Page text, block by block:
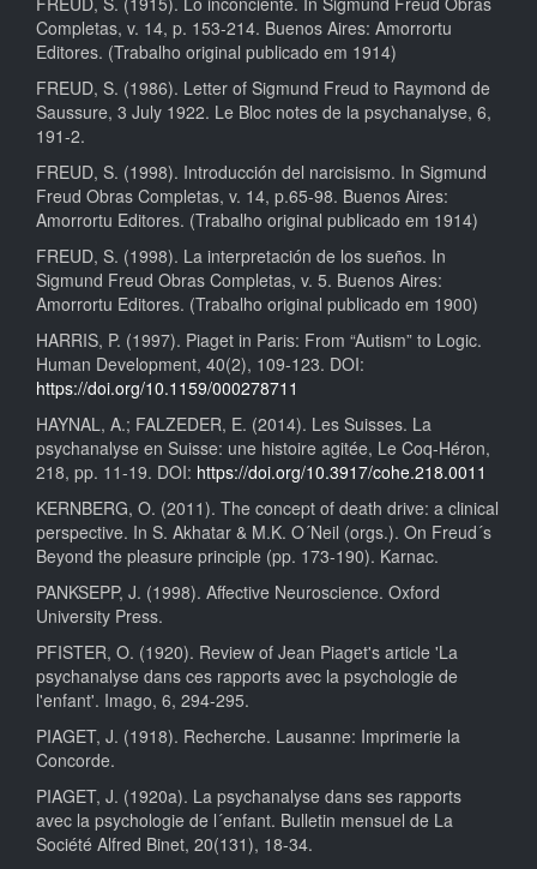
Completas, v. 14, p. 153-214. Buenos Aires: Amorrortu
Editores. (Trabalho original publicado em 1914)
FREUD, S. (1986). Letter of Sigmund Freud to Raymond de
Saussure, 3 July 1922. Le Bloc notes de la psychanalyse, 6,
191-2.
FREUD, S. (1998). Introducción del narcisismo. In Sigmund
Freud Obras Completas, v. 14, p.65-98. Buenos Aires:
Amorrortu Editores. (Trabalho original publicado em 1914)
FREUD, S. (1998). La interpretación de los sueños. In
Sigmund Freud Obras Completas, v. 5. Buenos Aires:
Amorrortu Editores. (Trabalho original publicado em 1900)
HARRIS, P. (1997). Piaget in Paris: From “Autism” to Logic.
Human Development, 40(2), 109-123. DOI:
https://doi.org/10.1159/000278711
HAYNAL, A.; FALZEDER, E. (2014). Les Suisses. La
psychanalyse en Suisse: une histoire agitée, Le Coq-Héron,
218, pp. 11-19. DOI: https://doi.org/10.3917/cohe.218.0011
KERNBERG, O. (2011). The concept of death drive: a clinical
perspective. In S. Akhatar & M.K. O´Neil (orgs.). On Freud´s
Beyond the pleasure principle (pp. 173-190). Karnac.
PANKSEPP, J. (1998). Affective Neuroscience. Oxford
University Press.
PFISTER, O. (1920). Review of Jean Piaget's article 'La
psychanalyse dans ces rapports avec la psychologie de
l'enfant'. Imago, 6, 294-295.
PIAGET, J. (1918). Recherche. Lausanne: Imprimerie la
Concorde.
PIAGET, J. (1920a). La psychanalyse dans ses rapports
avec la psychologie de l´enfant. Bulletin mensuel de La
Société Alfred Binet, 20(131), 18-34.